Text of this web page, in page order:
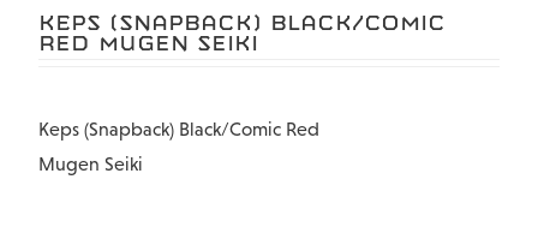
KEPS (SNAPBACK) BLACK/COMIC
RED MUGEN SEIKI
Keps (Snapback) Black/Comic Red
Mugen Seiki